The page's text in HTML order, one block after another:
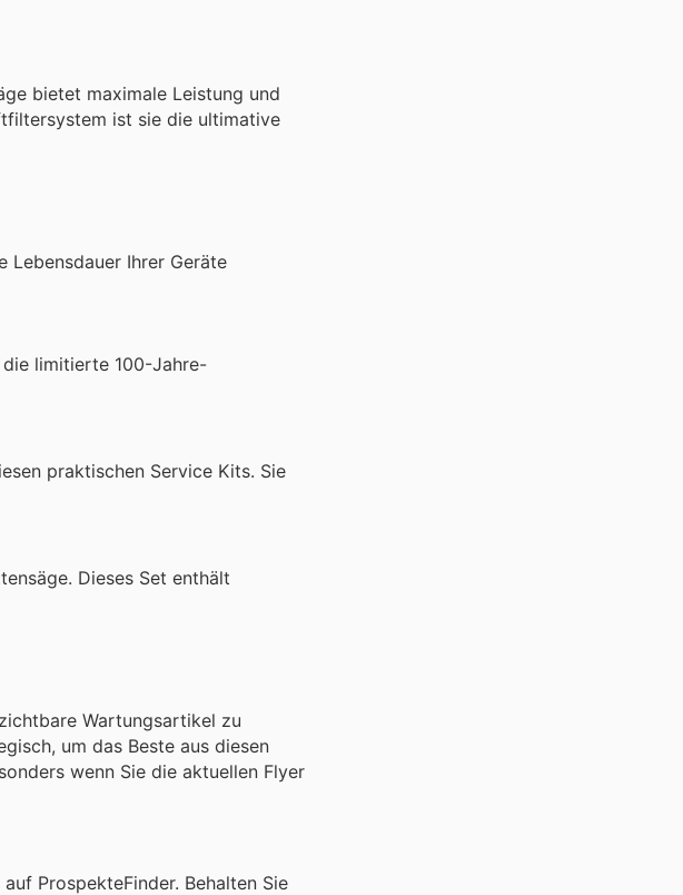
bietet maximale Leistung und
ist sie die ultimative
Lebensdauer Ihrer Geräte
limitierte 100-Jahre-
praktischen Service Kits. Sie
Dieses Set enthält
Wartungsartikel zu
um das Beste aus diesen
wenn Sie die aktuellen Flyer
ProspekteFinder. Behalten Sie